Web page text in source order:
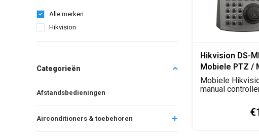
Alle merken
Hikvision
Categorieën
Afstandsbedieningen
Airconditioners & toebehoren
Hikvision DS-
Mobiele PTZ /
Controller
Mobiele
manual